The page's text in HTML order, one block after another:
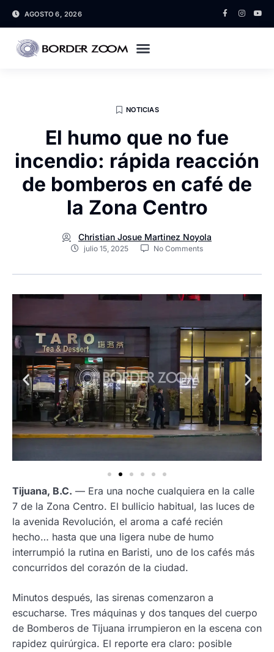
AGOSTO 6, 2026
NOTICIAS
El humo que no fue
incendio: rápida reacción
de bomberos en café de
la Zona Centro
Christian Josue Martinez Noyola
julio 15, 2025 No Comments
Tijuana, B.C. — Era una noche cualquiera en la calle
7 de la Zona Centro. El bullicio habitual, las luces de
la avenida Revolución, el aroma a café recién
hecho… hasta que una ligera nube de humo
interrumpió la rutina en Baristi, uno de los cafés más
concurridos del corazón de la ciudad.
Minutos después, las sirenas comenzaron a
escucharse. Tres máquinas y dos tanques del cuerpo
de Bomberos de Tijuana irrumpieron en la escena con
rapidez quirúrgica. El reporte era claro: posible